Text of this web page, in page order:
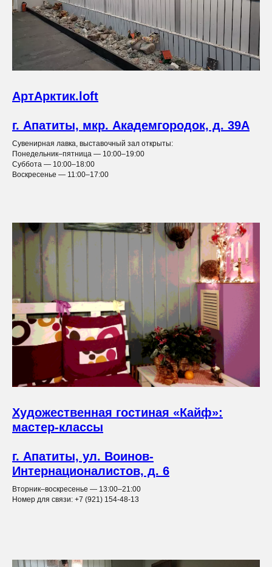
АртАрктик.loft
г. Апатиты, мкр. Академгородок, д. 39А
Сувенирная лавка, выставочный зал открыты:
Понедельник–пятница — 10:00–19:00
Суббота — 10:00–18:00
Воскресенье — 11:00–17:00
Художественная гостиная «Кайф»:
мастер-классы
г. Апатиты, ул. Воинов-
Интернационалистов, д. 6
Вторник–воскресенье — 13:00–21:00
Номер для связи: +7 (921) 154-48-13